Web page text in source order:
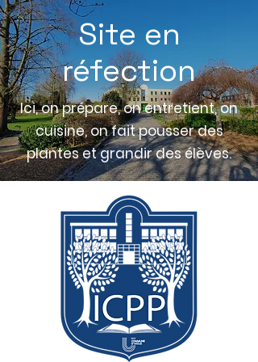
Site en
réfection
Ici, on prépare, on entretient, on
cuisine, on fait pousser des
plantes et grandir des élèves.